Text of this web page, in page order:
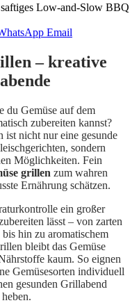
Low-and-Slow BBQ
Email
– kreative
du Gemüse auf dem
zubereiten kannst?
nicht nur eine gesunde
sondern
Möglichkeiten. Fein
grillen zum wahren
Ernährung schätzen.
ein großer
lässt – von zarten
hin zu aromatischem
bleibt das Gemüse
kaum. So eignen
Gemüsesorten individuell
gesunden Grillabend